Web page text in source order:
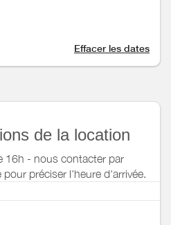
Effacer les dates
de la location
16h - nous contacter par
pour préciser l'heure d'arrivée.